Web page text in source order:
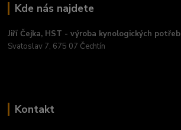
Kde nás najdete
Jiří Čejka, HST - výroba kynologických potřeb
Svatoslav 7, 675 07 Čechtín
Kontakt